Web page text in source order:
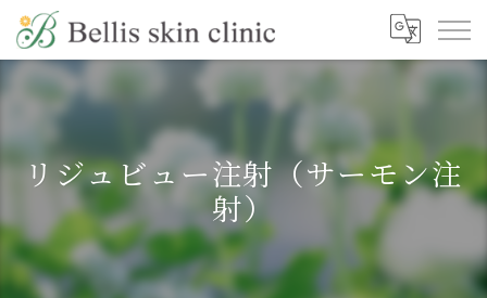
リジュビュー注射（サーモン注
射）